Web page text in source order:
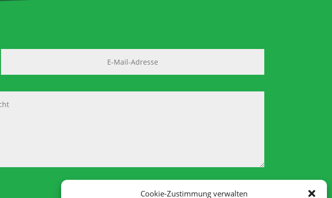
Cookie-Zustimmung verwalten